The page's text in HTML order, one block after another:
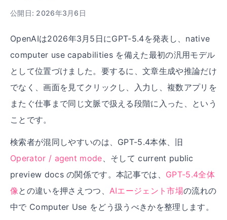
公開日: 2026年3月6日
OpenAIは2026年3月5日にGPT-5.4を発表し、native
computer use capabilities を備えた最初の汎用モデル
として位置づけました。要するに、文章生成や推論だけ
でなく、画面を見てクリックし、入力し、複数アプリを
またぐ仕事まで同じ文脈で扱える段階に入った、という
ことです。
検索者が混同しやすいのは、GPT-5.4本体、旧
Operator / agent mode、そして current public
preview docs の関係です。本記事では、 GPT-5.4全体
像との違いを押さえつつ、 AIエージェント市場の流れの
中で Computer Use をどう扱うべきかを整理します。